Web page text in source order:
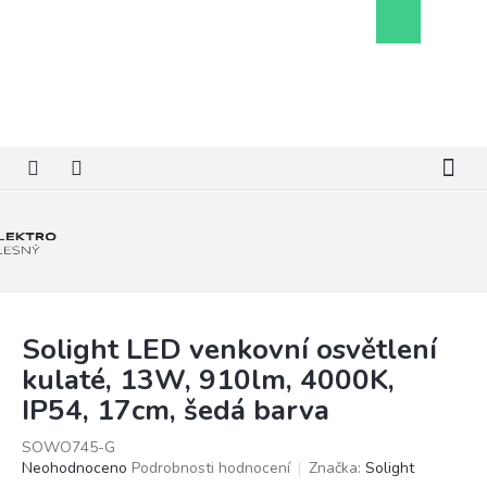
košík
Solight LED venkovní osvětlení
kulaté, 13W, 910lm, 4000K,
IP54, 17cm, šedá barva
SOWO745-G
Průměrné
Neohodnoceno Podrobnosti hodnocení Značka: Solight